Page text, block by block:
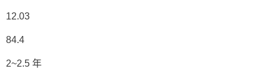
12.03
84.4
2~2.5 年